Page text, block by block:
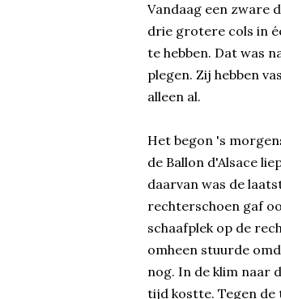
Vandaag een zware
drie grotere cols in
te hebben. Dat was
plegen. Zij hebben
alleen al.
Het begon 's
de Ballon d'Alsace
daarvan was de
rechterschoen gaf
schaafplek op de
omheen stuurde
nog. In de klim naar
tijd kostte. Tegen de